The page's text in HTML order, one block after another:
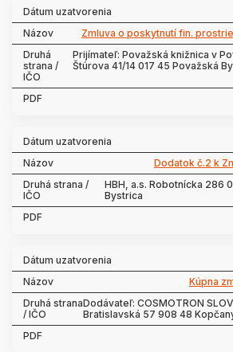
Zmluva o poskytnutí fin.
Prijímateľ: Považská knižnica v
Štúrova 41/14 017 45 Považská
Dodatok č.2 k
HBH, a.s. Robotnícka 286
Bystrica
Kúpna
Dodávateľ: COSMOTRON
Bratislavská 57 908 48